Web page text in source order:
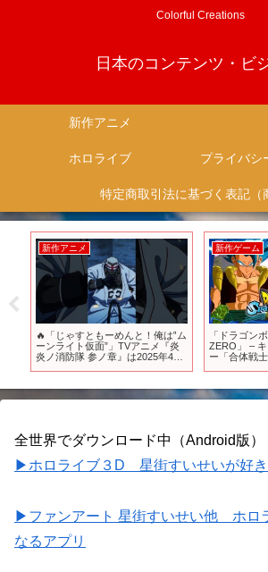
Colorful Creations
日本のコンテンツ・ビ
新作アニメ
ホロライブ
新作アニメ
🔥「じゃすともーめんと！俺は‟ム
ーンライト仮面”」TVアニメ『炎
炎ノ消防隊 参ノ章』は2025年4月
#shorts
新作ゲーム
「ドラゴン
ZERO」 –
ー「合体戦士
全世界でダウンロード中（Android版）
▶ホロライブ３D 星街すいせいが好き
▶ファンアート 星街すいせい他 ホロ
なるアプリ